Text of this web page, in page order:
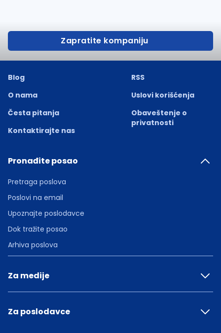
Zapratite kompaniju
Blog
O nama
Česta pitanja
Kontaktirajte nas
RSS
Uslovi korišćenja
Obaveštenje o
privatnosti
Pronađite posao
Pretraga poslova
Poslovi na email
Upoznajte poslodavce
Dok tražite posao
Arhiva poslova
Za medije
Za poslodavce